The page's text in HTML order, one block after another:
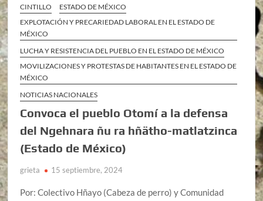
CINTILLO
ESTADO DE MÉXICO
EXPLOTACIÓN Y PRECARIEDAD LABORAL EN EL ESTADO DE
MÉXICO
LUCHA Y RESISTENCIA DEL PUEBLO EN EL ESTADO DE MÉXICO
MOVILIZACIONES Y PROTESTAS DE HABITANTES EN EL ESTADO DE
MÉXICO
NOTICIAS NACIONALES
Convoca el pueblo Otomí a la defensa
del Ngehnara ñu ra hñätho-matlatzinca
(Estado de México)
grieta 15 septiembre, 2024
Por: Colectivo Hñayo (Cabeza de perro) y Comunidad